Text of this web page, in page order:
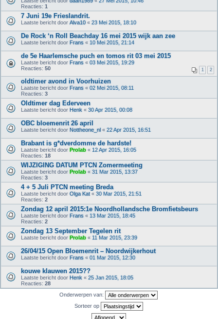
Reacties: 1
7 Juni 19e Frieslandrit.
Laatste bericht door Alva10 « 23 Mei 2015, 18:10
De Rock ‘n Roll Beachday 16 mei 2015 wijk aan zee
Laatste bericht door Frans « 10 Mei 2015, 21:14
de 5e Haarlemsche puch en tomos rit 03 mei 2015
Laatste bericht door Frans « 03 Mei 2015, 19:29
Reacties: 50 1 2
oldtimer avond in Voorhuizen
Laatste bericht door Frans « 02 Mei 2015, 08:11
Reacties: 3
Oldtimer dag Ederveen
Laatste bericht door Henk « 30 Apr 2015, 00:08
OBC bloemenrit 26 april
Laatste bericht door Nottheone_nl « 22 Apr 2015, 16:51
Brabant is g*dverdomme de hardste!
Laatste bericht door Prolab « 12 Apr 2015, 16:05
Reacties: 18
WIJZIGING DATUM PTCN Zomermeeting
Laatste bericht door Prolab « 31 Mar 2015, 13:37
Reacties: 3
4 + 5 Juli PTCN meeting Breda
Laatste bericht door Olga Kat « 30 Mar 2015, 21:51
Reacties: 2
Zondag 12 april 2015:1e Noordhollandsche Bromfietsbeurs
Laatste bericht door Frans « 13 Mar 2015, 18:45
Reacties: 2
Zondag 13 September Tegelen rit
Laatste bericht door Prolab « 11 Mar 2015, 23:39
26/04/15 Open Bloemenrit – Noordwijkerhout
Laatste bericht door Frans « 01 Mar 2015, 12:30
kouwe klauwen 2015??
Laatste bericht door Henk « 25 Jan 2015, 18:05
Reacties: 28
Onderwerpen van:
Sorteer op